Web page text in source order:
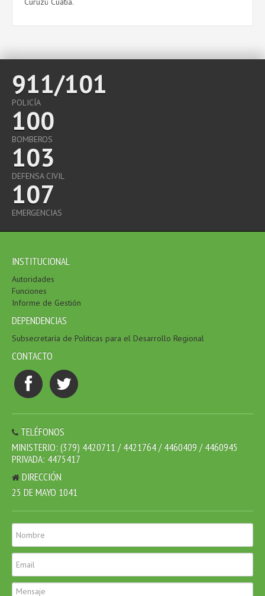
911/101
POLICÍA
100
BOMBEROS
103
DEFENSA CIVIL
107
EMERGENCIAS
INSTITUCIONAL
Autoridades
Funciones
Informe de Gestión
DEPENDENCIAS
Subsecretaría de Politicas para el Desarrollo Regional
CONTACTO
TELÉFONOS
MINISTERIO: (379) 4420711 / 4421764 / 4460409 / 4460945
PRIVADA: 4475417
DIRECCIÓN
25 DE MAYO 1041